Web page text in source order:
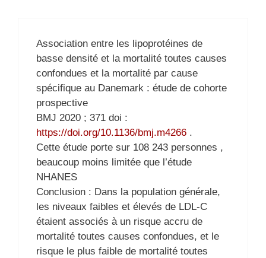
Association entre les lipoprotéines de
basse densité et la mortalité toutes causes
confondues et la mortalité par cause
spécifique au Danemark : étude de cohorte
prospective
BMJ 2020 ; 371 doi :
https://doi.org/10.1136/bmj.m4266 .
Cette étude porte sur 108 243 personnes ,
beaucoup moins limitée que l’étude
NHANES
Conclusion : Dans la population générale,
les niveaux faibles et élevés de LDL-C
étaient associés à un risque accru de
mortalité toutes causes confondues, et le
risque le plus faible de mortalité toutes